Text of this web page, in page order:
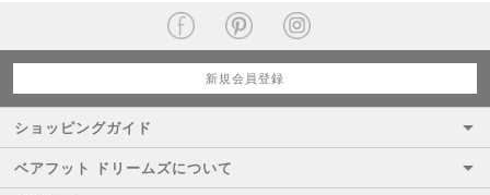
新規会員登録
ショッピングガイド
ベアフット ドリームズについて